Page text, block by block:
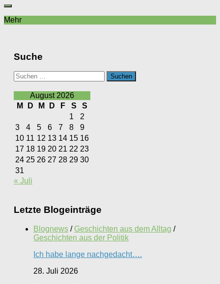
Mehr
Suche
Suchen
nach:
August 2026
M
D M D F S
S
1
2
3
4 5 6 7 8
9
10 11 12 13 14 15 16
17 18 19 20 21 22 23
24 25 26 27 28 29 30
31
« Juli
Letzte Blogeinträge
Blognews / Geschichten aus dem Alltag /
Geschichten aus der Politik
Ich habe lange nachgedacht….
28. Juli 2026